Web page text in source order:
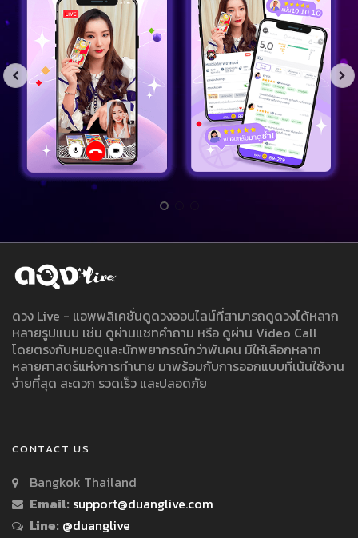
ดวง Live - แอพพลิเคชั่นดูดวงออนไลน์ที่สามารถดูดวงได้หลาก
หลายรูปแบบ เช่น ดูผ่านแชทคำถาม หรือ ดูผ่าน Video Call
โดยตรงกับหมอดูและนักพยากรณ์กว่าพันคน มีให้เลือกหลาก
หลายศาสตร์แห่งการทำนาย มาพร้อมกับการออกแบบที่เน้นใช้งาน
ง่ายที่สุด สะดวก รวดเร็ว และปลอดภัย
CONTACT US
Bangkok Thailand
Email: support@duanglive.com
Line: @duanglive